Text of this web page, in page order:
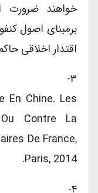
خواهند ضرورت
برمبنای اصول
اقتدار اخلاقی
En Chine. Les
Contre La
De France,
Paris, 2014.